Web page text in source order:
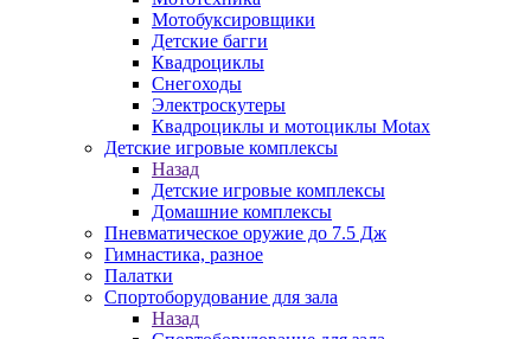
Мотобуксировщики
Детские багги
Квадроциклы
Снегоходы
Электроскутеры
Квадроциклы и мотоциклы Motax
Детские игровые комплексы
Назад
Детские игровые комплексы
Домашние комплексы
Пневматическое оружие до 7.5 Дж
Гимнастика, разное
Палатки
Спортоборудование для зала
Назад